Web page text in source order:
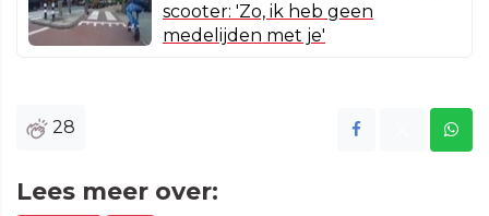
scooter: 'Zo, ik heb geen
medelijden met je'
28
Lees meer over: